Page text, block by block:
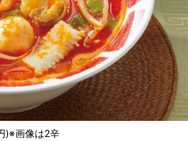
)※画像は2辛